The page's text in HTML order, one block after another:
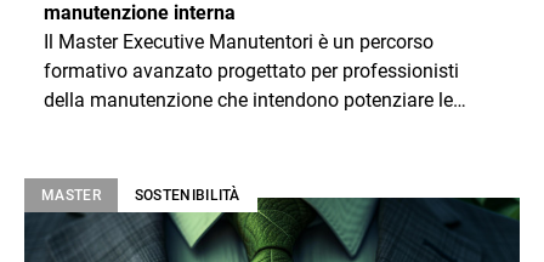
manutenzione interna
Il Master Executive Manutentori è un percorso
formativo avanzato progettato per professionisti
della manutenzione che intendono potenziare le
sempre più chiamato a interfacciarsi con processi
complessi, tecnologie digitali e logiche di
efficientamento industriale. Attraverso un approccio
MASTER SOSTENIBILITÀ